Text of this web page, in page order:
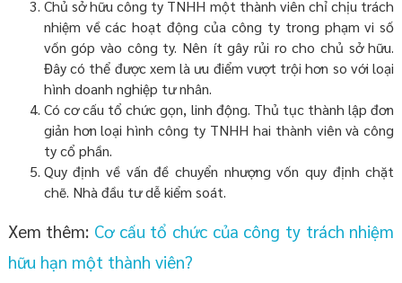
Chủ sở hữu công ty TNHH một thành viên chỉ chịu trách
nhiệm về các hoạt động của công ty trong phạm vi số
vốn góp vào công ty. Nên ít gây rủi ro cho chủ sở hữu.
Đây có thể được xem là ưu điểm vượt trội hơn so với loại
hình doanh nghiệp tư nhân.
Có cơ cấu tổ chức gọn, linh động. Thủ tục thành lập đơn
giản hơn loại hình công ty TNHH hai thành viên và công
ty cổ phần.
Quy định về vấn đề chuyển nhượng vốn quy định chặt
chẽ. Nhà đầu tư dễ kiểm soát.
Xem thêm: Cơ cấu tổ chức của công ty trách nhiệm
hữu hạn một thành viên?